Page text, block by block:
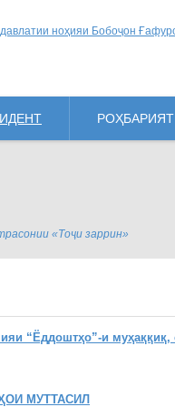
РОҲБАРИЯТ
«Тоҷи заррин»
и муҳаққиқ,
МУТТАСИЛ